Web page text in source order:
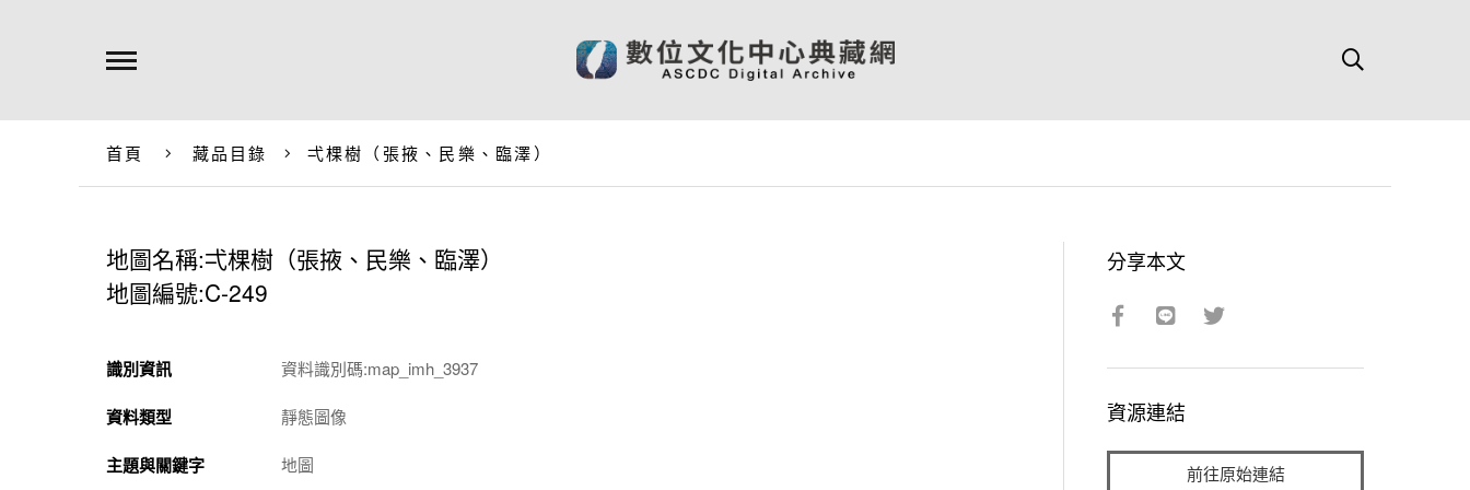
首頁 藏品目錄 弌棵樹（張掖、民樂、臨澤）
地圖名稱:弌棵樹（張掖、民樂、臨澤）
地圖編號:C-249
識別資訊 資料識別碼:map_imh_3937
資料類型 靜態圖像
主題與關鍵字 地圖
分享本文
資源連結
前往原始連結